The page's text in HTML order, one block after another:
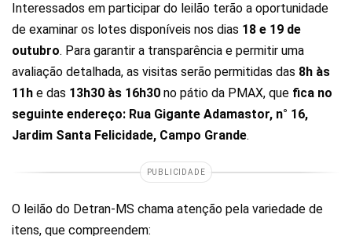
Interessados em participar do leilão terão a oportunidade
de examinar os lotes disponíveis nos dias 18 e 19 de
outubro. Para garantir a transparência e permitir uma
avaliação detalhada, as visitas serão permitidas das 8h às
11h e das 13h30 às 16h30 no pátio da PMAX, que fica no
seguinte endereço: Rua Gigante Adamastor, n° 16,
Jardim Santa Felicidade, Campo Grande.
PUBLICIDADE
O leilão do Detran-MS chama atenção pela variedade de
itens, que compreendem: